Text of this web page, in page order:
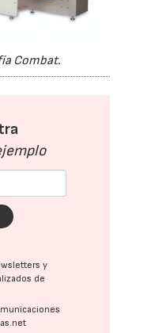
Combat.
y
de